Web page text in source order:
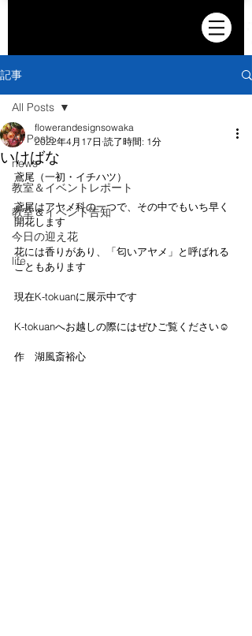
記事
All Posts
news
教室＆イベントレポート
教室＆イベント告知
今日の迎え花
life
All Posts
いけばな
flowerandesignsowaka
2022年4月17日 読了時間: 1分
鳶尾（一初・イチハツ）
鳶尾はアヤメ科の一つで、その中でもいち早く
開花します
花には香りがあり、「匂いアヤメ」と呼ばれる
こともあります
現在K-tokuanに展示中です
K-tokuanへお越しの際にはぜひご覧ください☺️
作　湖風斎裕心